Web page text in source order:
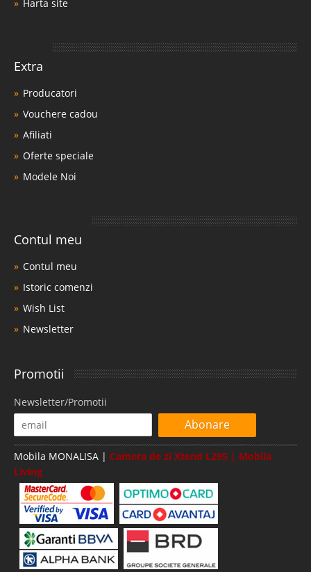
Harta site
Extra
Producatori
Vouchere cadou
Afiliati
Oferte speciale
Modele Noi
Contul meu
Contul meu
Istoric comenzi
Wish List
Newsletter
Promotii
Newsletter/Promotii
Abonare
Mobila MONALISA | Camera de zi Xtend L295 | Mobila
Living